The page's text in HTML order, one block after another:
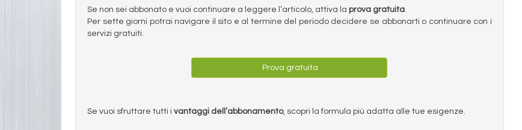
Se non sei abbonato e vuoi continuare a leggere l’articolo, attiva la prova gratuita.
Per sette giorni potrai navigare il sito e al termine del periodo decidere se abbonarti o continuare con i
servizi gratuiti.
Prova gratuita
Se vuoi sfruttare tutti i vantaggi dell’abbonamento, scopri la formula più adatta alle tue esigenze.